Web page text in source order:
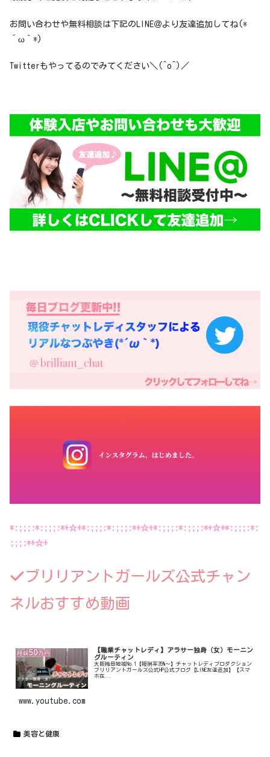
お問い合わせや無料相談は下記のLINE＠より友達追加してね(*
´ω｀*)
Twitterもやってるのでみてください＼(^o^)／
*:;;;:*:;;;:*+☆+*:;;;:*:;;;:*+☆+*:;;;:*:;;;:*+☆+*:;;;:*:
;;;:*+☆+
ブリリアントガールズ公式チャン
ネルおすすめ動画
【職業チャットレディ】アラサー独身（女）モーニン
グルーティン
大阪梅田地域No.1【報酬率35%〜】チャットレディプロダクション
ブリリアントガールズ公式HP公式ブログ【LINE友達追加】【スマ
ホ在...
www.youtube.com
美容と健康